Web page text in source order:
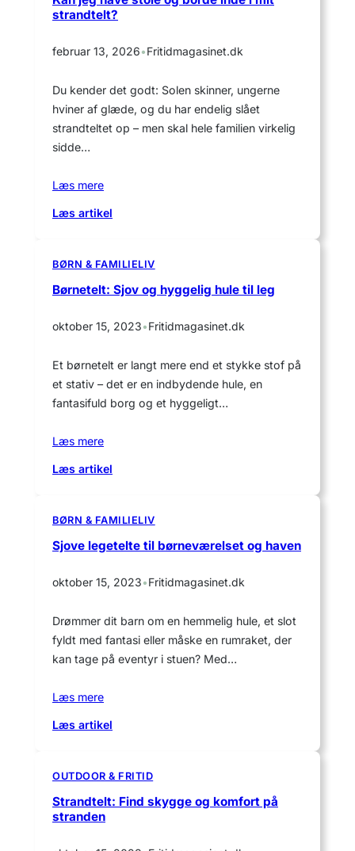
strandtelt?
februar 13, 2026•Fritidmagasinet.dk
Du kender det godt: Solen skinner, ungerne
hviner af glæde, og du har endelig slået
strandteltet op – men skal hele familien virkelig
sidde…
Læs mere
Læs artikel
have
stole
og
inde
mit
strandtelt?
BØRN & FAMILIELIV
Børnetelt: Sjov og hyggelig hule til leg
oktober 15, 2023•Fritidmagasinet.dk
Et børnetelt er langt mere end et stykke stof på
et stativ – det er en indbydende hule, en
fantasifuld borg og et hyggeligt…
Læs mere
Læs artikel
og
hyggelig
hule
leg
BØRN & FAMILIELIV
Sjove legetelte til børneværelset og haven
oktober 15, 2023•Fritidmagasinet.dk
Drømmer dit barn om en hemmelig hule, et slot
fyldt med fantasi eller måske en rumraket, der
kan tage på eventyr i stuen? Med…
Læs mere
Læs artikel
til
børneværelset
og
OUTDOOR & FRITID
Strandtelt: Find skygge og komfort på
stranden